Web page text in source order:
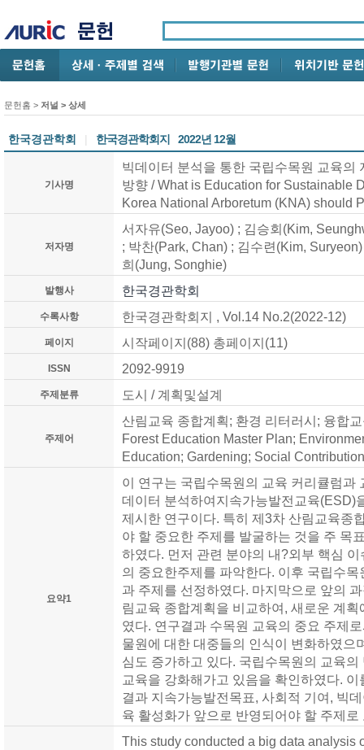
문헌홈 > 저널 > 상세
한국경관학회 | 한국경관학회지 2022년 12월
기사명
빅데이터 분석을 통한 국립수목원 교육의
방향 / What is Education for Sustainable
Korea National Arboretum (KNA) should
저자명
서자유(Seo, Jayoo) ; 김승회(Kim,
; 박찬(Park, Chan) ; 김수련(Kim,
희(Jung, Songhie)
발행사 한국경관학회
수록사항 한국경관학회지 , Vol.14 No.2(2022-12)
페이지 시작페이지(88) 총페이지(11)
ISSN 2092-9919
주제분류 도시 / 계획및설계
주제어
산림교육 종합계획; 환경 리터러시; 융합
Forest Education Master Plan;
Education; Gardening; Social
요약1
이 연구는 국립수목원의 교육 커리큘럼과
데이터 분석하여지속가능발전교육(ESD)
제시한 연구이다. 특히 제3차 산림교육종
야 할 중요한 주제를 발굴하는 것을 주 목
하였다. 먼저 관련 분야의 내?외부 핵심
의 중요한주제를 파악한다. 이후 국립수
과 주제를 선정하였다. 마지막으로 앞의
림교육 종합계획을 비교하여, 새로운 계
였다. 연구결과 수목원 교육의 중요 주제
물원에 대한 대중들의 인식이 변화하였으
심도 증가하고 있다. 국립수목원의 교육
교육을 강화해가고 있음을 확인하였다.
결과 지속가능발전목표, 사회적 기여, 빅
육 활성화가 앞으로 반영되어야 할 주제로
This study conducted a big data analysis